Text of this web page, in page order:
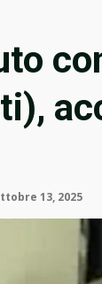
13, 2025